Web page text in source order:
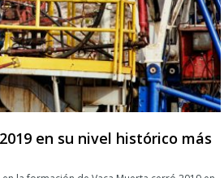
en su nivel histórico más